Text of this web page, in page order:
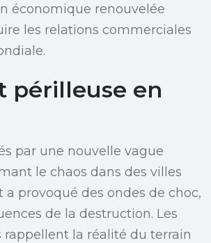
économique renouvelée
les relations commerciales
périlleuse en
par une nouvelle vague
le chaos dans des villes
a provoqué des ondes de choc,
de la destruction. Les
rappellent la réalité du terrain